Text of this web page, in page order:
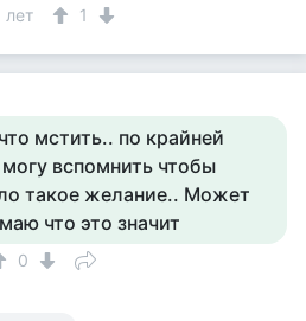
лет 1
мстить.. по крайней
вспомнить чтобы
такое желание.. Может
что это значит
0